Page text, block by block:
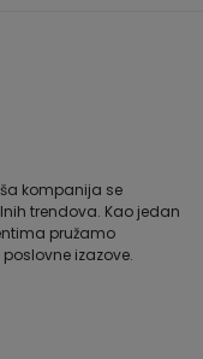
kompanija se
trendova. Kao jedan
pružamo
izazove.